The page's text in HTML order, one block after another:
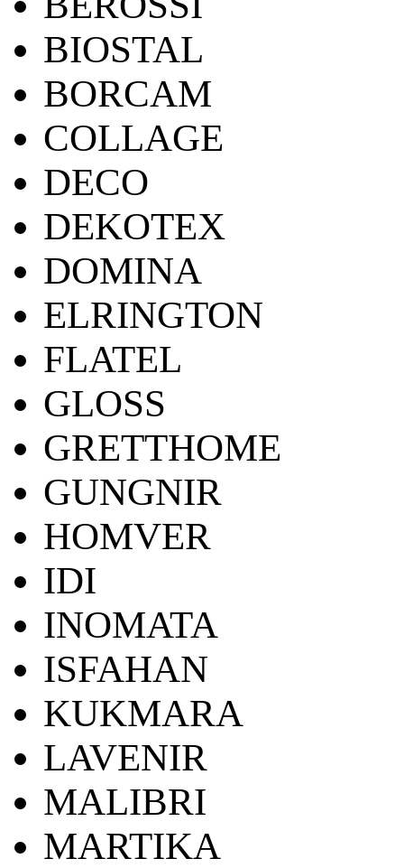
BIOSTAL
BORCAM
COLLAGE
DECO
DEKOTEX
DOMINA
ELRINGTON
FLATEL
GLOSS
GRETTHOME
GUNGNIR
HOMVER
IDI
INOMATA
ISFAHAN
KUKMARA
LAVENIR
MALIBRI
MARTIKA